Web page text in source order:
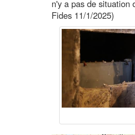
n'y a pas de situation
Fides 11/1/2025)